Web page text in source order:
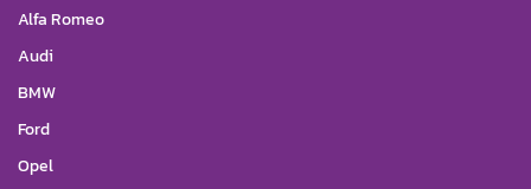
Alfa Romeo
Audi
BMW
Ford
Opel